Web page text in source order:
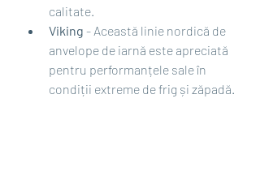
calitate.
Viking - Această linie nordică de
anvelope de iarnă este apreciată
pentru performanțele sale în
condiții extreme de frig și zăpadă.